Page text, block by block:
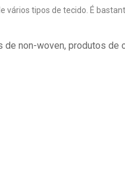
tipos de tecido. É
de non-woven, produtos de